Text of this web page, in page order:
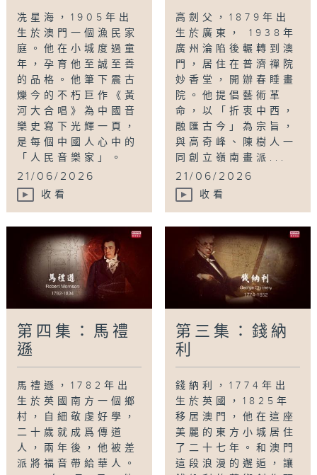
冼星海，1905年出
生於澳門一個漁民家
庭。他在小城度過童
年，孕育他至誠至善
的品格。他筆下震古
爍今的不朽巨作《黃
河大合唱》為中國音
樂史寫下光輝一頁，
是每個中國人心中的
「人民音樂家」。
21/06/2026
收看
高劍父，1879年出
生於廣東， 1938年
廣州淪陷後輾轉到澳
門，居住在普濟禪院
妙香堂，開辦春睡畫
院。他提倡藝術革
命，以「折衷中西，
融匯古今」為宗旨，
與高奇峰、陳樹人一
同創立嶺南畫派...
21/06/2026
收看
第四集：馬禮
遜
馬禮遜，1782年出
生於英國南方一個鄉
村，自細敬虔好學，
二十歲就成爲傳道
人，兩年後，他被差
派將福音帶給華人。
第三集：錢納
利
錢納利，1774年出
生於英國，1825年
移居澳門，他在這座
美麗的東方小城居住
了二十七年。和澳門
這段浪漫的邂逅，讓